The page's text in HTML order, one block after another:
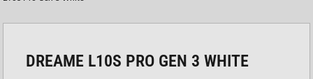
DREAME L10S PRO GEN 3 WHITE